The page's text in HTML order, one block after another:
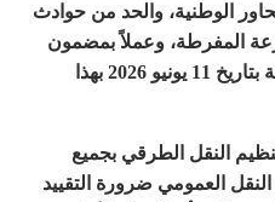
الوطنية، والحد من حوادث
المفرطة، وعملاً بمضمون
البلاغ السابق الصادر عن السلطة بتاريخ 11 يونيو 2026 بهذا
النقل الطرقي بجميع
العمومي ضرورة التقييد